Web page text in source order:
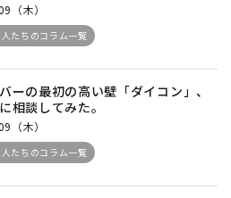
（木）
たちのコラム一覧
ーの最初の高い壁「ダイコン」、
相談してみた。
（木）
たちのコラム一覧